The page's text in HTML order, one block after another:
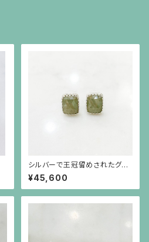
シルバーで王冠留めされたグリ
ーンがかったグレーのサファイ
ア（15.59ct）のピアス（シルバー
ポスト）
¥45,600